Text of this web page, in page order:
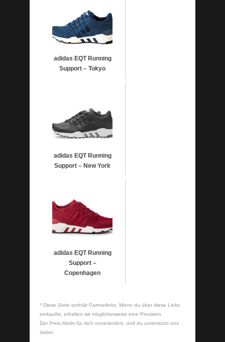
adidas EQT Running
Support – Tokyo
adidas EQT Running
Support – New York
adidas EQT Running
Support –
Copenhagen
* Diese Seite enthält Partnerlinks. Wenn du über diese Links
einkaufst, erhalten wir möglicherweise eine Provision.
Der Preis bleibt für dich unverändert, und du unterstützt uns
dabei.